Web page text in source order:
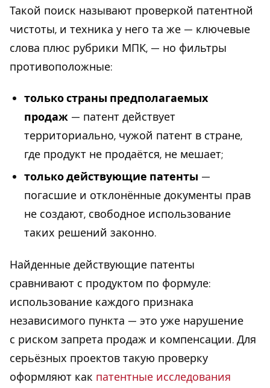
Такой поиск называют проверкой патентной
чистоты, и техника у него та же — ключевые
слова плюс рубрики МПК, — но фильтры
противоположные:
только страны предполагаемых
продаж — патент действует
территориально, чужой патент в стране,
где продукт не продаётся, не мешает;
только действующие патенты —
погасшие и отклонённые документы прав
не создают, свободное использование
таких решений законно.
Найденные действующие патенты
сравнивают с продуктом по формуле:
использование каждого признака
независимого пункта — это уже нарушение
с риском запрета продаж и компенсации. Для
серьёзных проектов такую проверку
оформляют как патентные исследования